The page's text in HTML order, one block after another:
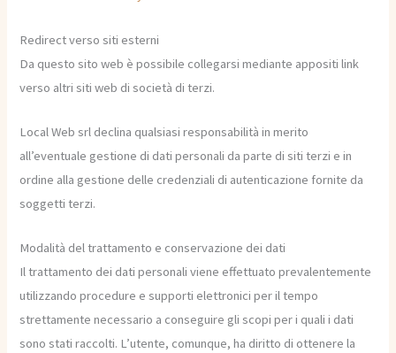
Redirect verso siti esterni
Da questo sito web è possibile collegarsi mediante appositi link
verso altri siti web di società di terzi.
Local Web srl declina qualsiasi responsabilità in merito
all’eventuale gestione di dati personali da parte di siti terzi e in
ordine alla gestione delle credenziali di autenticazione fornite da
soggetti terzi.
Modalità del trattamento e conservazione dei dati
Il trattamento dei dati personali viene effettuato prevalentemente
utilizzando procedure e supporti elettronici per il tempo
strettamente necessario a conseguire gli scopi per i quali i dati
sono stati raccolti. L’utente, comunque, ha diritto di ottenere la